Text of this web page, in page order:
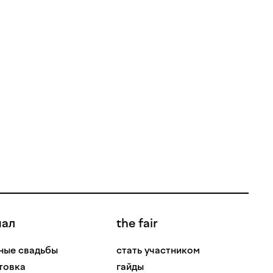
свадьбы
the fair
стать участником
гайды